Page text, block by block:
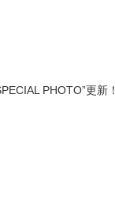
PHOTO”更新！